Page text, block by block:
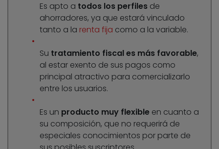
Es apto a todos los perfiles de
ahorradores, ya que estará vinculado
tanto a la renta fija como a la variable.
Su tratamiento fiscal es más favorable,
al estar exento de sus pagos como
principal atractivo para comercializarlo
entre los usuarios.
Es un producto muy flexible en cuanto a
su composición, que no requerirá de
especiales conocimientos por parte de